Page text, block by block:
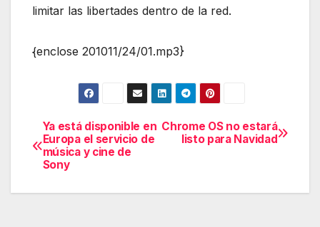
limitar las libertades dentro de la red.
{enclose 201011/24/01.mp3}
Navegación
de
entradas
Chrome OS no estará
listo para Navidad
Ya está disponible en
Europa el servicio de
música y cine de
Sony